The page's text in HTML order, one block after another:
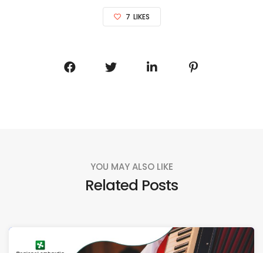
7 LIKES
YOU MAY ALSO LIKE
Related Posts